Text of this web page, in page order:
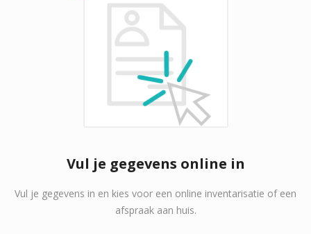
Vul je gegevens online in
Vul je gegevens in en kies voor een online inventarisatie of een
afspraak aan huis.